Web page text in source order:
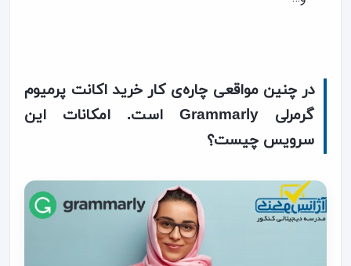
در چنین مواقعی چاره‌ی کار خرید اکانت پرمیوم
گرمرلی Grammarly است. امکانات این
سرویس چیست؟